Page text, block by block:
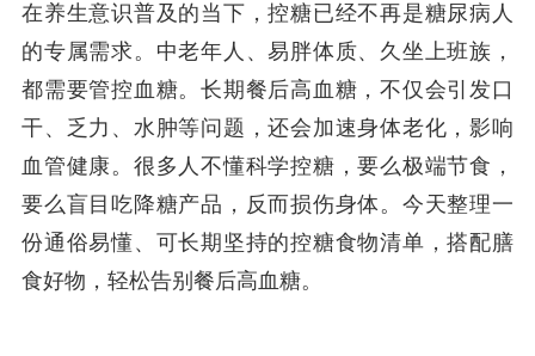
在养生意识普及的当下，控糖已经不再是糖尿病人
的专属需求。中老年人、易胖体质、久坐上班族，
都需要管控血糖。长期餐后高血糖，不仅会引发口
干、乏力、水肿等问题，还会加速身体老化，影响
血管健康。很多人不懂科学控糖，要么极端节食，
要么盲目吃降糖产品，反而损伤身体。今天整理一
份通俗易懂、可长期坚持的控糖食物清单，搭配膳
食好物，轻松告别餐后高血糖。